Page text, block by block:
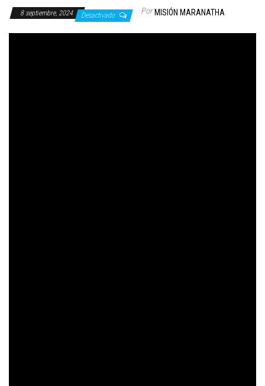
8 septiembre, 2024 Desactivado Por MISIÓN MARANATHA